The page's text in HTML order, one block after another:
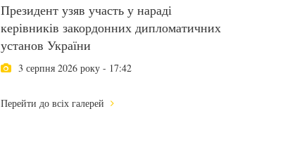
Президент узяв участь у нараді
керівників закордонних дипломатичних
установ України
3 серпня 2026 року - 17:42
Перейти до всіх галерей